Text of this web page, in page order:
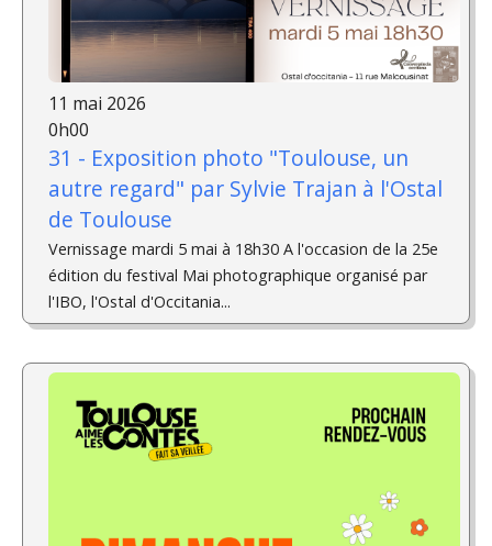
11 mai 2026
0h00
31 - Exposition photo "Toulouse, un
autre regard" par Sylvie Trajan à l'Ostal
de Toulouse
Vernissage mardi 5 mai à 18h30 A l'occasion de la 25e
édition du festival Mai photographique organisé par
l'IBO, l'Ostal d'Occitania...